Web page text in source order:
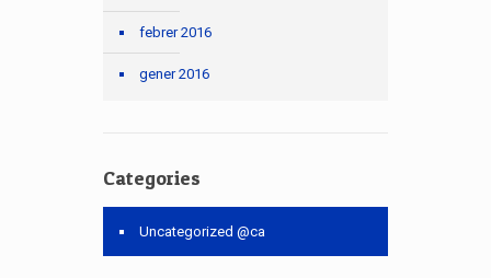
febrer 2016
gener 2016
Categories
Uncategorized @ca